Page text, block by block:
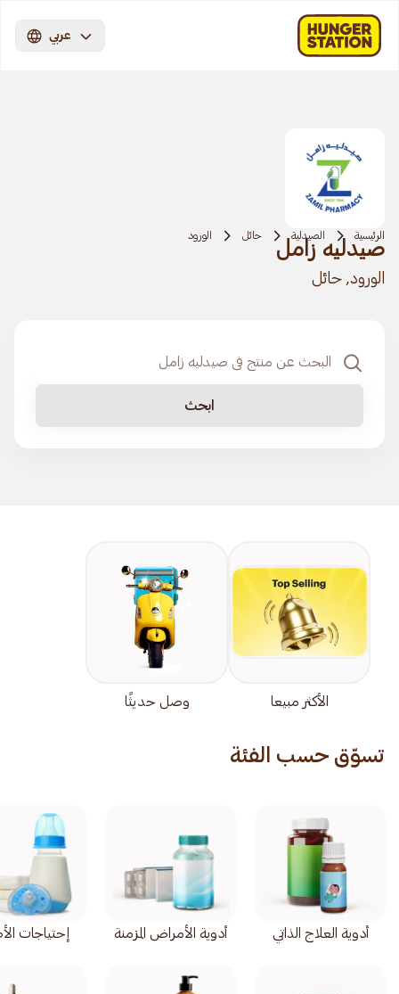
عربي
الرئيسية الصيدلية حائل الورود
صيدليه زامل
الورود, حائل
ابحث
الأكثر مبيعا وصل حديثًا
تسوّق حسب الفئة
أدوية العلاج الذاتي أدوية الأمراض المزمنة إحتياجات